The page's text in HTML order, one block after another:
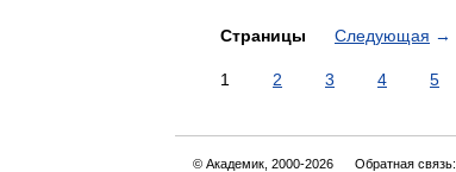
Страницы Следующая →
1 2 3 4 5
© Академик, 2000-2026 Обратная связь: